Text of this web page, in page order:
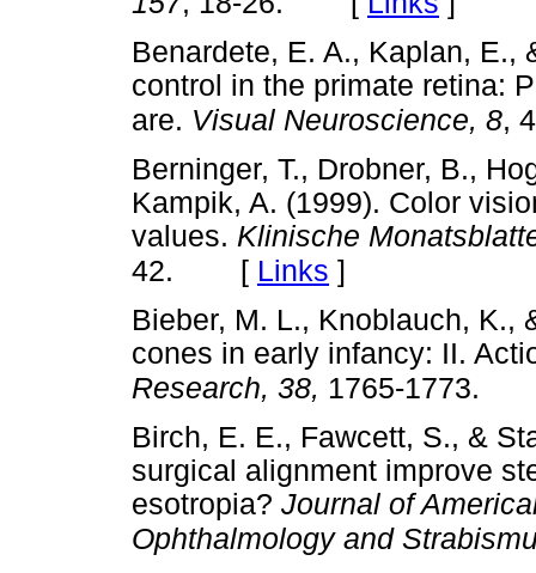
Benardete, E. A., Kaplan, E.,
control in the primate retina:
are. Visual Neuroscience, 8,
Berninger, T., Drobner, B.,
Kampik, A. (1999). Color
values. Klinische
42. [ Links ]
Bieber, M. L., Knoblauch, K.,
cones in early infancy: II.
Research, 38, 1765-1773.
Birch, E. E., Fawcett, S., &
surgical alignment improve
esotropia? Journal of
Ophthalmology and